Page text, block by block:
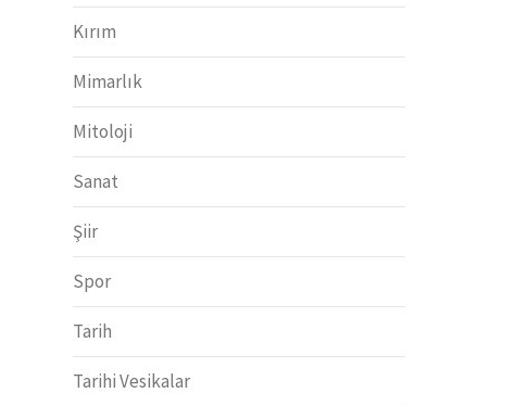
Kırım
Mimarlık
Mitoloji
Sanat
Şiir
Spor
Tarih
Tarihi Vesikalar